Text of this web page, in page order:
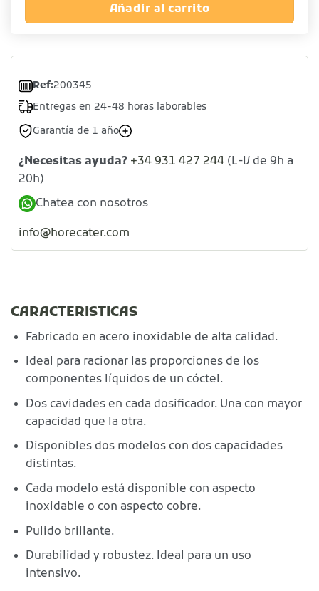
Añadir al carrito
Ref:200345
Entregas en 24-48 horas laborables
Garantía de 1 año
¿Necesitas ayuda? +34 931 427 244 (L-V de 9h a
20h)
Chatea con nosotros
info@horecater.com
CARACTERISTICAS
Fabricado en acero inoxidable de alta calidad.
Ideal para racionar las proporciones de los
componentes líquidos de un cóctel.
Dos cavidades en cada dosificador. Una con mayor
capacidad que la otra.
Disponibles dos modelos con dos capacidades
distintas.
Cada modelo está disponible con aspecto
inoxidable o con aspecto cobre.
Pulido brillante.
Durabilidad y robustez. Ideal para un uso
intensivo.